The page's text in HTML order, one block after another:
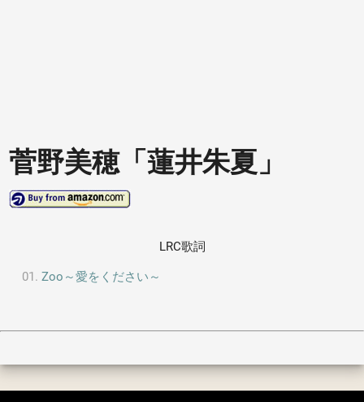
菅野美穂「蓮井朱夏」
LRC歌詞
Zoo～愛をください～